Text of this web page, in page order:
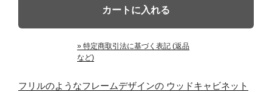
» 特定商取引法に基づく表記 (返品
など)
フリルのようなフレームデザインの ウッドキャビネット